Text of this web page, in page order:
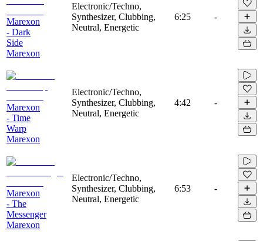
Marexon
- Dark
Side
Marexon
Electronic/Techno,
Synthesizer, Clubbing,
Neutral, Energetic
6:25 -
Marexon
- Time
Warp
Marexon
Electronic/Techno,
Synthesizer, Clubbing,
Neutral, Energetic
4:42 -
Marexon
- The
Messenger
Marexon
Electronic/Techno,
Synthesizer, Clubbing,
Neutral, Energetic
6:53 -